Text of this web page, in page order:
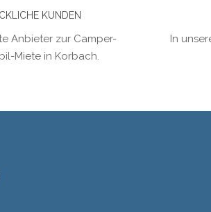
KUNDEN
Anbieter zur Camper-
Miete in Korbach.
In